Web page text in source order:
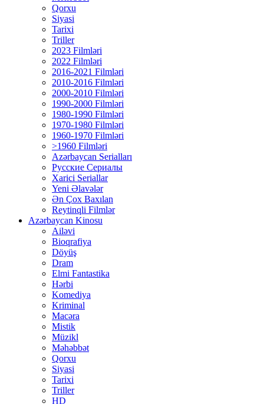
Qorxu
Siyasi
Tarixi
Triller
2023 Filmləri
2022 Filmləri
2016-2021 Filmləri
2010-2016 Filmləri
2000-2010 Filmləri
1990-2000 Filmləri
1980-1990 Filmləri
1970-1980 Filmləri
1960-1970 Filmləri
>1960 Filmləri
Azərbaycan Serialları
Русские Сериалы
Xarici Seriallar
Yeni Əlavələr
Ən Çox Baxılan
Reytinqli Filmlər
Azərbaycan Kinosu
Ailəvi
Bioqrafiya
Döyüş
Dram
Elmi Fantastika
Hərbi
Komediya
Kriminal
Macəra
Mistik
Müzikl
Məhəbbət
Qorxu
Siyasi
Tarixi
Triller
HD